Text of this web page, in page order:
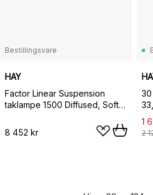
Bestillingsvare
HAY
Factor Linear Suspension
taklampe 1500 Diffused, Soft
8 452 kr
1
2